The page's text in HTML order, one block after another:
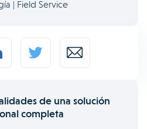
| Field Service
de una solución
completa